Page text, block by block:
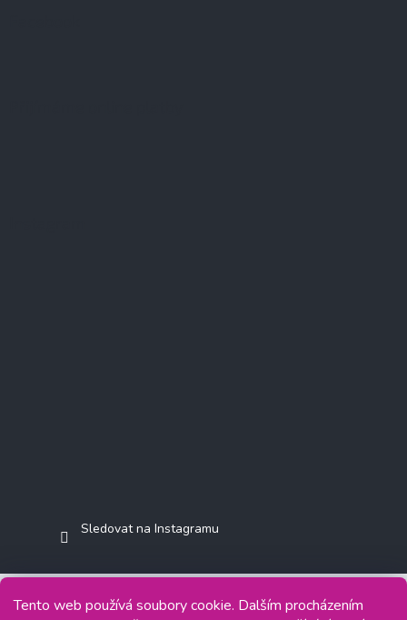
Tento web používá soubory cookie. Dalším procházením
Sledovat na Instagramu